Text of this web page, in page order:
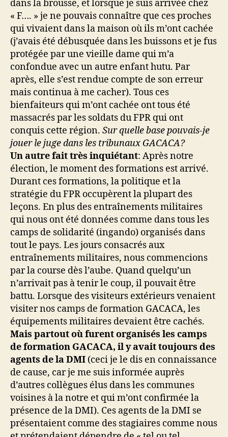
dans la brousse, et lorsque je suis arrivée chez
« F…. » je ne pouvais connaître que ces proches
qui vivaient dans la maison où ils m’ont cachée
(j’avais été débusquée dans les buissons et je fus
protégée par une vieille dame qui m’a
confondue avec un autre enfant hutu. Par
après, elle s’est rendue compte de son erreur
mais continua à me cacher). Tous ces
bienfaiteurs qui m’ont cachée ont tous été
massacrés par les soldats du FPR qui ont
conquis cette région. Sur quelle base pouvais-je
jouer le juge dans les tribunaux GACACA?
Un autre fait très inquiétant: Après notre
élection, le moment des formations est arrivé.
Durant ces formations, la politique et la
stratégie du FPR occupèrent la plupart des
leçons. En plus des entraînements militaires
qui nous ont été données comme dans tous les
camps de solidarité (ingando) organisés dans
tout le pays. Les jours consacrés aux
entraînements militaires, nous commencions
par la course dès l’aube. Quand quelqu’un
n’arrivait pas à tenir le coup, il pouvait être
battu. Lorsque des visiteurs extérieurs venaient
visiter nos camps de formation GACACA, les
équipements militaires devaient être cachés.
Mais partout où furent organisés les camps
de formation GACACA, il y avait toujours des
agents de la DMI (ceci je le dis en connaissance
de cause, car je me suis informée auprès
d’autres collègues élus dans les communes
voisines à la notre et qui m’ont confirmée la
présence de la DMI). Ces agents de la DMI se
présentaient comme des stagiaires comme nous